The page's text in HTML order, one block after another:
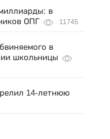
в
ОПГ
11745
в
школьницы
14-летнюю